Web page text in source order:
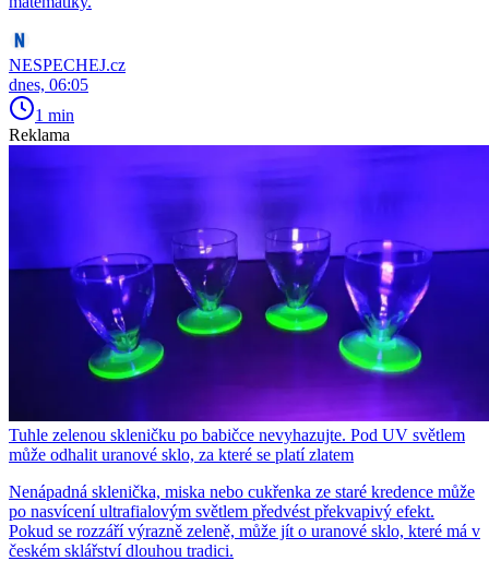
NESPECHEJ.cz
dnes, 06:05
1 min
Reklama
Tuhle zelenou skleničku po babičce nevyhazujte. Pod UV světlem
může odhalit uranové sklo, za které se platí zlatem
Nenápadná sklenička, miska nebo cukřenka ze staré kredence může
po nasvícení ultrafialovým světlem předvést překvapivý efekt.
Pokud se rozzáří výrazně zeleně, může jít o uranové sklo, které má v
českém sklářství dlouhou tradici.